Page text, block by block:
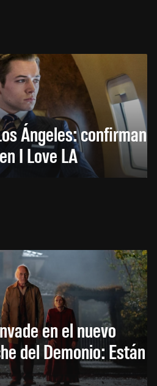
Ángeles: confirman
I Love LA
en el nuevo
del Demonio: Están